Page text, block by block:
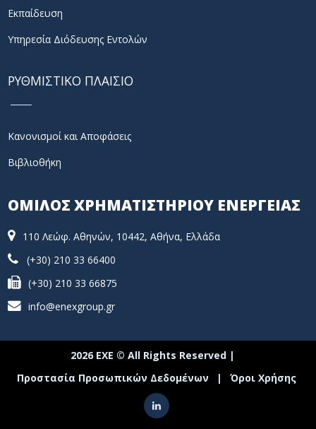
Εκπαίδευση
Υπηρεσία Διόδευσης Εντολών
ΡΥΘΜΙΣΤΙΚΟ ΠΛΑΙΣΙΟ
Κανονισμοί και Αποφάσεις
Βιβλιοθήκη
ΟΜΙΛΟΣ ΧΡΗΜΑΤΙΣΤΗΡΙΟΥ ΕΝΕΡΓΕΙΑΣ
110 Λεώφ. Αθηνών, 10442, Αθήνα, Ελλάδα
(+30) 210 33 66400
(+30) 210 33 66875
info@enexgroup.gr
2026 ΕΧΕ © All Rights Reserved |
Προστασία Προσωπικών Δεδομένων
| Όροι Χρήσης